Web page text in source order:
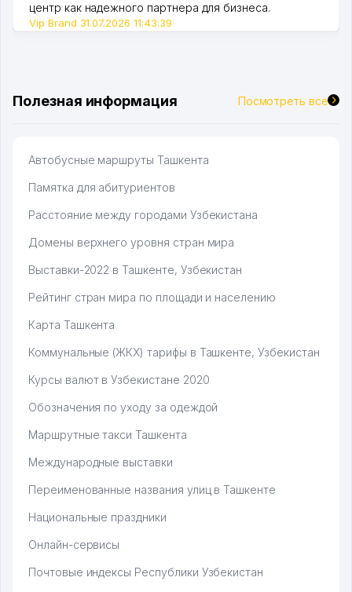
центр как надежного партнера для бизнеса.
Vip Brand 31.07.2026 11:43:39
Полезная информация Посмотреть все
Автобусные маршруты Ташкента
Памятка для абитуриентов
Расстояние между городами Узбекистана
Домены верхнего уровня стран мира
Выставки-2022 в Ташкенте, Узбекистан
Рейтинг стран мира по площади и населению
Карта Ташкента
Коммунальные (ЖКХ) тарифы в Ташкенте, Узбекистан
Курсы валют в Узбекистане 2020
Обозначения по уходу за одеждой
Маршрутные такси Ташкента
Международные выставки
Переименованные названия улиц в Ташкенте
Национальные праздники
Онлайн-сервисы
Почтовые индексы Республики Узбекистан